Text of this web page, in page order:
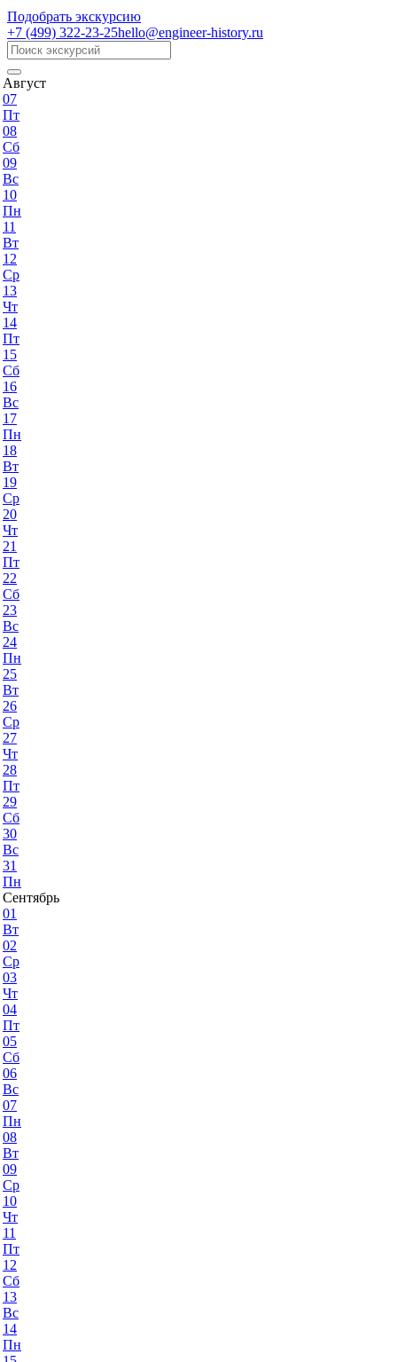
Подобрать экскурсию
+7 (499) 322-23-25hello@engineer-history.ru
Август
07
Пт
08
Сб
09
Вс
10
Пн
11
Вт
12
Ср
13
Чт
14
Пт
15
Сб
16
Вс
17
Пн
18
Вт
19
Ср
20
Чт
21
Пт
22
Сб
23
Вс
24
Пн
25
Вт
26
Ср
27
Чт
28
Пт
29
Сб
30
Вс
31
Пн
Сентябрь
01
Вт
02
Ср
03
Чт
04
Пт
05
Сб
06
Вс
07
Пн
08
Вт
09
Ср
10
Чт
11
Пт
12
Сб
13
Вс
14
Пн